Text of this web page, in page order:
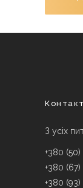
З усіх
+380
+380
+380